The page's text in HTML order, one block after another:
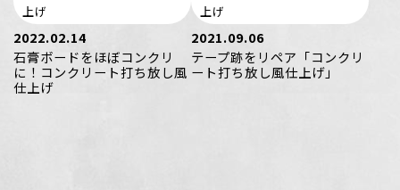
上げ
2022.02.14
石膏ボードをほぼコンクリ
に！コンクリート打ち放し風
仕上げ
上げ
2021.09.06
テープ跡をリペア「コンクリ
ート打ち放し風仕上げ」